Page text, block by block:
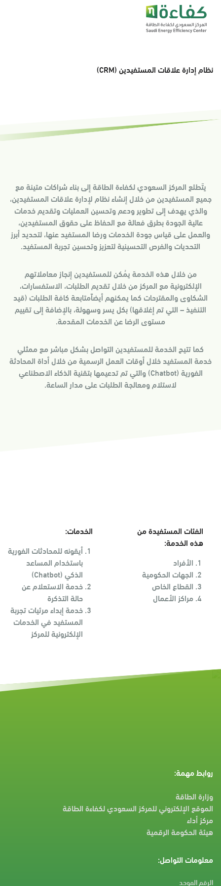
نظام إدارة علاقات المستفيدين (CRM)
يتَطلع المركز السعودي لكفاءة الطاقة إلى بناء شراكات متينة مع
جميع المستفيدين من خلال إنشاء نظام لإدارة علاقات المستفيدين،
والذي يهدف إلى تطوير ودعم وتحسين العمليات وتقديم خدمات
عالية الجودة بطرق فعالة مع الحفاظ على حقوق المستفيدين،
والعمل على قياس جودة الخدمات ورضا المستفيد عنها، لتحديد أبرز
التحديات والفرص التحسينية لتعزيز وتحسين تجربة المستفيد.
من خلال هذه الخدمة يمُكن للمستفيدين إنجاز معاملاتهم
الإلكترونية مع المركز من خلال تقديم الطلبات، الاستفسارات،
الشكاوى والمقترحات كما يمكنهم أيضاًمتابعة كافة الطلبات (قيد
التنفيذ – التي تم إغلاقها) بكل يسر وسهولة، بالإضافة إلى تقييم
مستوى الرضا عن الخدمات المقدمة.
كما تتيح الخدمة للمستفيدين التواصل بشكل مباشر مع ممثلي
خدمة المستفيد خلال أوقات العمل الرسمية من خلال أداة المحادثة
الفورية (Chatbot) والتي تم تدعيمها بتقنية الذكاء الاصطناعي
لاستلام ومعالجة الطلبات على مدار الساعة.
الفئات المستفيدة من
هذه الخدمة:
الأفراد
الجهات الحكومية
القطاع الخاص
مراكز الأعمال
الخدمات:
أيقونه للمحادثات الفورية
باستخدام المساعد
الذكي (Chatbot)
خدمة الاستعلام عن
حالة التذكرة
خدمة إبداء مرئيات تجربة
المستفيد في الخدمات
الإلكترونية للمركز
روابط مهمة:
وزارة الطاقة
الموقع الإلكتروني للمركز السعودي لكفاءة الطاقة
مركز أداء
هيئة الحكومة الرقمية
معلومات التواصل:
الرقم الموحد